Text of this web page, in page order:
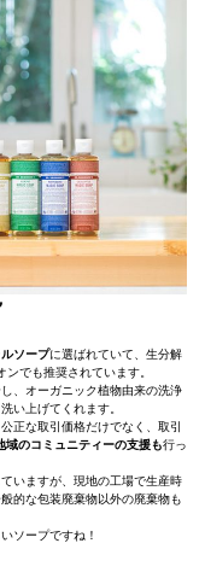
ソープに選ばれていて、生分解
でも推奨されています。
、オーガニック植物由来の洗浄
い上げてくれます。
正な取引価格だけでなく、取引
域のコミュニティーの支援も行っ
いますが、現地の工場で生産時
的な包装廃棄物以外の廃棄物も
ソープですね！